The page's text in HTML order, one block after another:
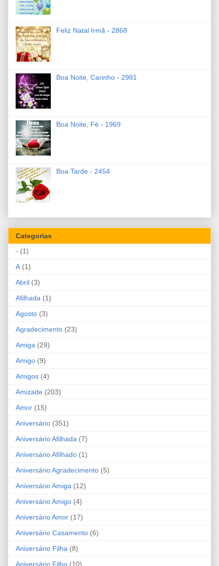
Feliz Natal Irmã - 2868
Boa Noite, Carinho - 2981
Boa Noite, Fé - 1969
Boa Tarde - 2454
Categorias
- (1)
A (1)
Abril (3)
Afilhada (1)
Agosto (3)
Agradecimento (23)
Amiga (29)
Amigo (9)
Amigos (4)
Amizade (203)
Amor (15)
Aniversário (351)
Aniversário Afilhada (7)
Aniversário Afilhado (1)
Aniversário Agradecimento (5)
Aniversário Amiga (12)
Aniversário Amigo (4)
Aniversário Amor (17)
Aniversário Casamento (6)
Aniversário Filha (8)
Aniversário Filho (10)